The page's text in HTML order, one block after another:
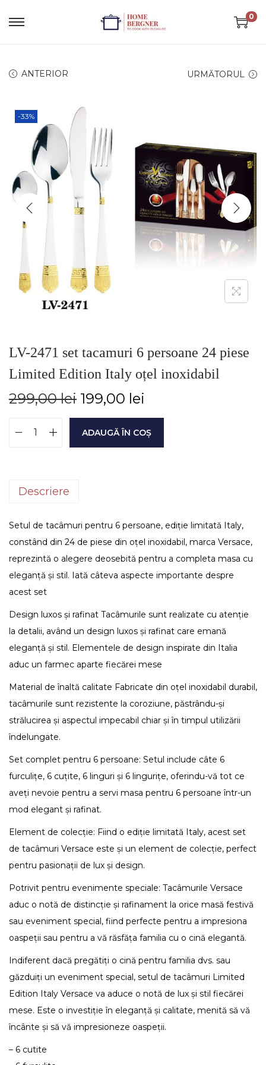
0
ANTERIOR URMĂTORUL
-33%
LV-2471 set tacamuri 6 persoane 24 piese
Limited Edition Italy oțel inoxidabil
299,00lei 199,00 lei
ADAUGĂ ÎN COȘ
Descriere
Setul de tacâmuri pentru 6 persoane, ediție limitată Italy,
constând din 24 de piese din oțel inoxidabil, marca Versace,
reprezintă o alegere deosebită pentru a completa masa cu
eleganță și stil. Iată câteva aspecte importante despre
acest set
Design luxos și rafinat Tacâmurile sunt realizate cu atenție
la detalii, având un design luxos și rafinat care emană
eleganță și stil. Elementele de design inspirate din Italia
aduc un farmec aparte fiecărei mese
Material de înaltă calitate Fabricate din oțel inoxidabil durabil,
tacâmurile sunt rezistente la coroziune, păstrându-și
strălucirea și aspectul impecabil chiar și în timpul utilizării
îndelungate.
Set complet pentru 6 persoane: Setul include câte 6
furculițe, 6 cuțite, 6 linguri și 6 lingurițe, oferindu-vă tot ce
aveți nevoie pentru a servi masa pentru 6 persoane într-un
mod elegant și rafinat.
Element de colecție: Fiind o ediție limitată Italy, acest set
de tacâmuri Versace este și un element de colecție, perfect
pentru pasionații de lux și design.
Potrivit pentru evenimente speciale: Tacâmurile Versace
aduc o notă de distincție și rafinament la orice masă festivă
sau eveniment special, fiind perfecte pentru a impresiona
oaspeții sau pentru a vă răsfăța familia cu o cină elegantă.
Indiferent dacă pregătiți o cină pentru familia dvs. sau
găzduiți un eveniment special, setul de tacâmuri Limited
Edition Italy Versace va aduce o notă de lux și stil fiecărei
mese. Este o investiție în eleganță și calitate, menită să vă
încânte și să vă impresioneze oaspeții.
– 6 cutite